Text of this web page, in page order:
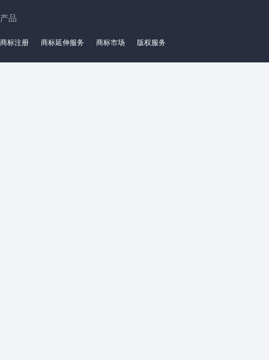
产品
商标注册 商标延伸服务 商标市场 版权服务